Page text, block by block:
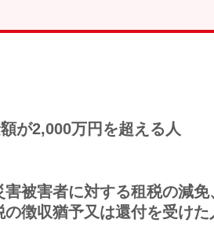
が2,000万円を超える人
被害者に対する租税の減
徴収猶予又は還付を受けた